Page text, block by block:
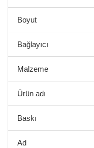
Boyut
Bağlayıcı
Malzeme
Ürün adı
Baskı
Ad